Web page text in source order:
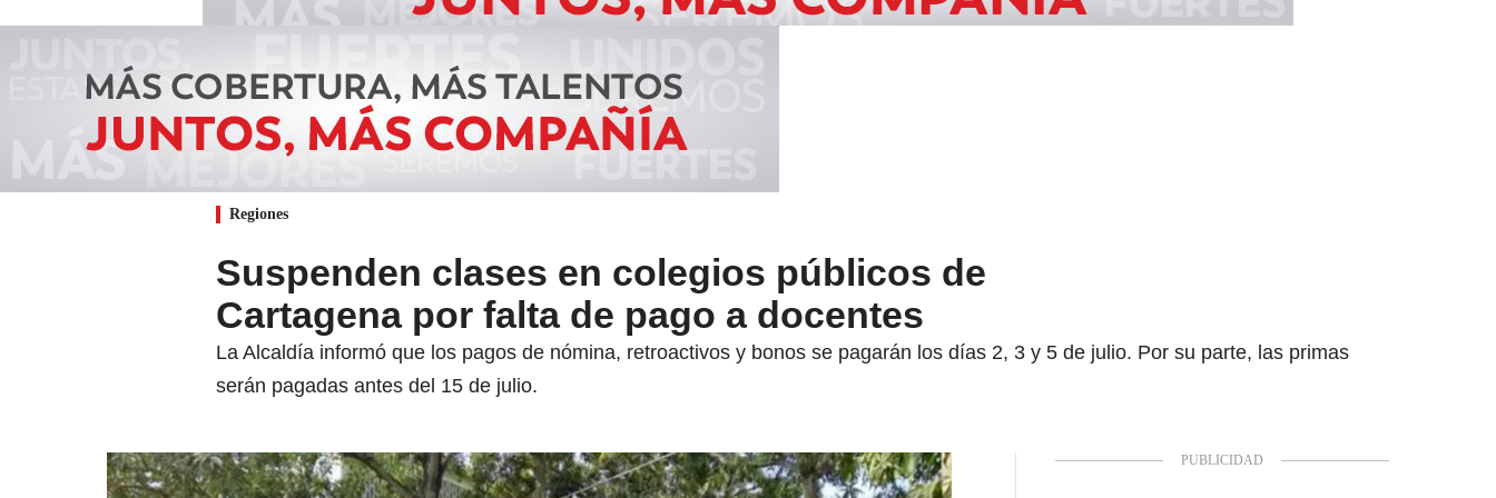
Regiones
Suspenden clases en colegios públicos de
Cartagena por falta de pago a docentes
La Alcaldía informó que los pagos de nómina, retroactivos y bonos se pagarán los días 2, 3 y 5 de julio. Por su parte, las primas
serán pagadas antes del 15 de julio.